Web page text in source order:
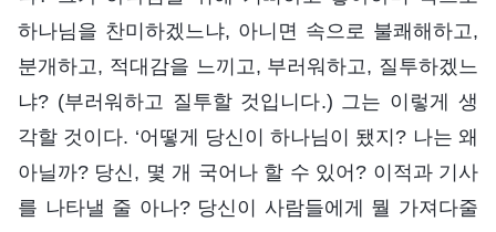
하나님을 찬미하겠느냐, 아니면 속으로 불쾌해하고,
분개하고, 적대감을 느끼고, 부러워하고, 질투하겠느
냐? (부러워하고 질투할 것입니다.) 그는 이렇게 생
각할 것이다. ‘어떻게 당신이 하나님이 됐지? 나는 왜
아닐까? 당신, 몇 개 국어나 할 수 있어? 이적과 기사
를 나타낼 줄 아나? 당신이 사람들에게 뭘 가져다줄